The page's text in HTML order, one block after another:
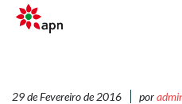
29 de Fevereiro de 2016 por